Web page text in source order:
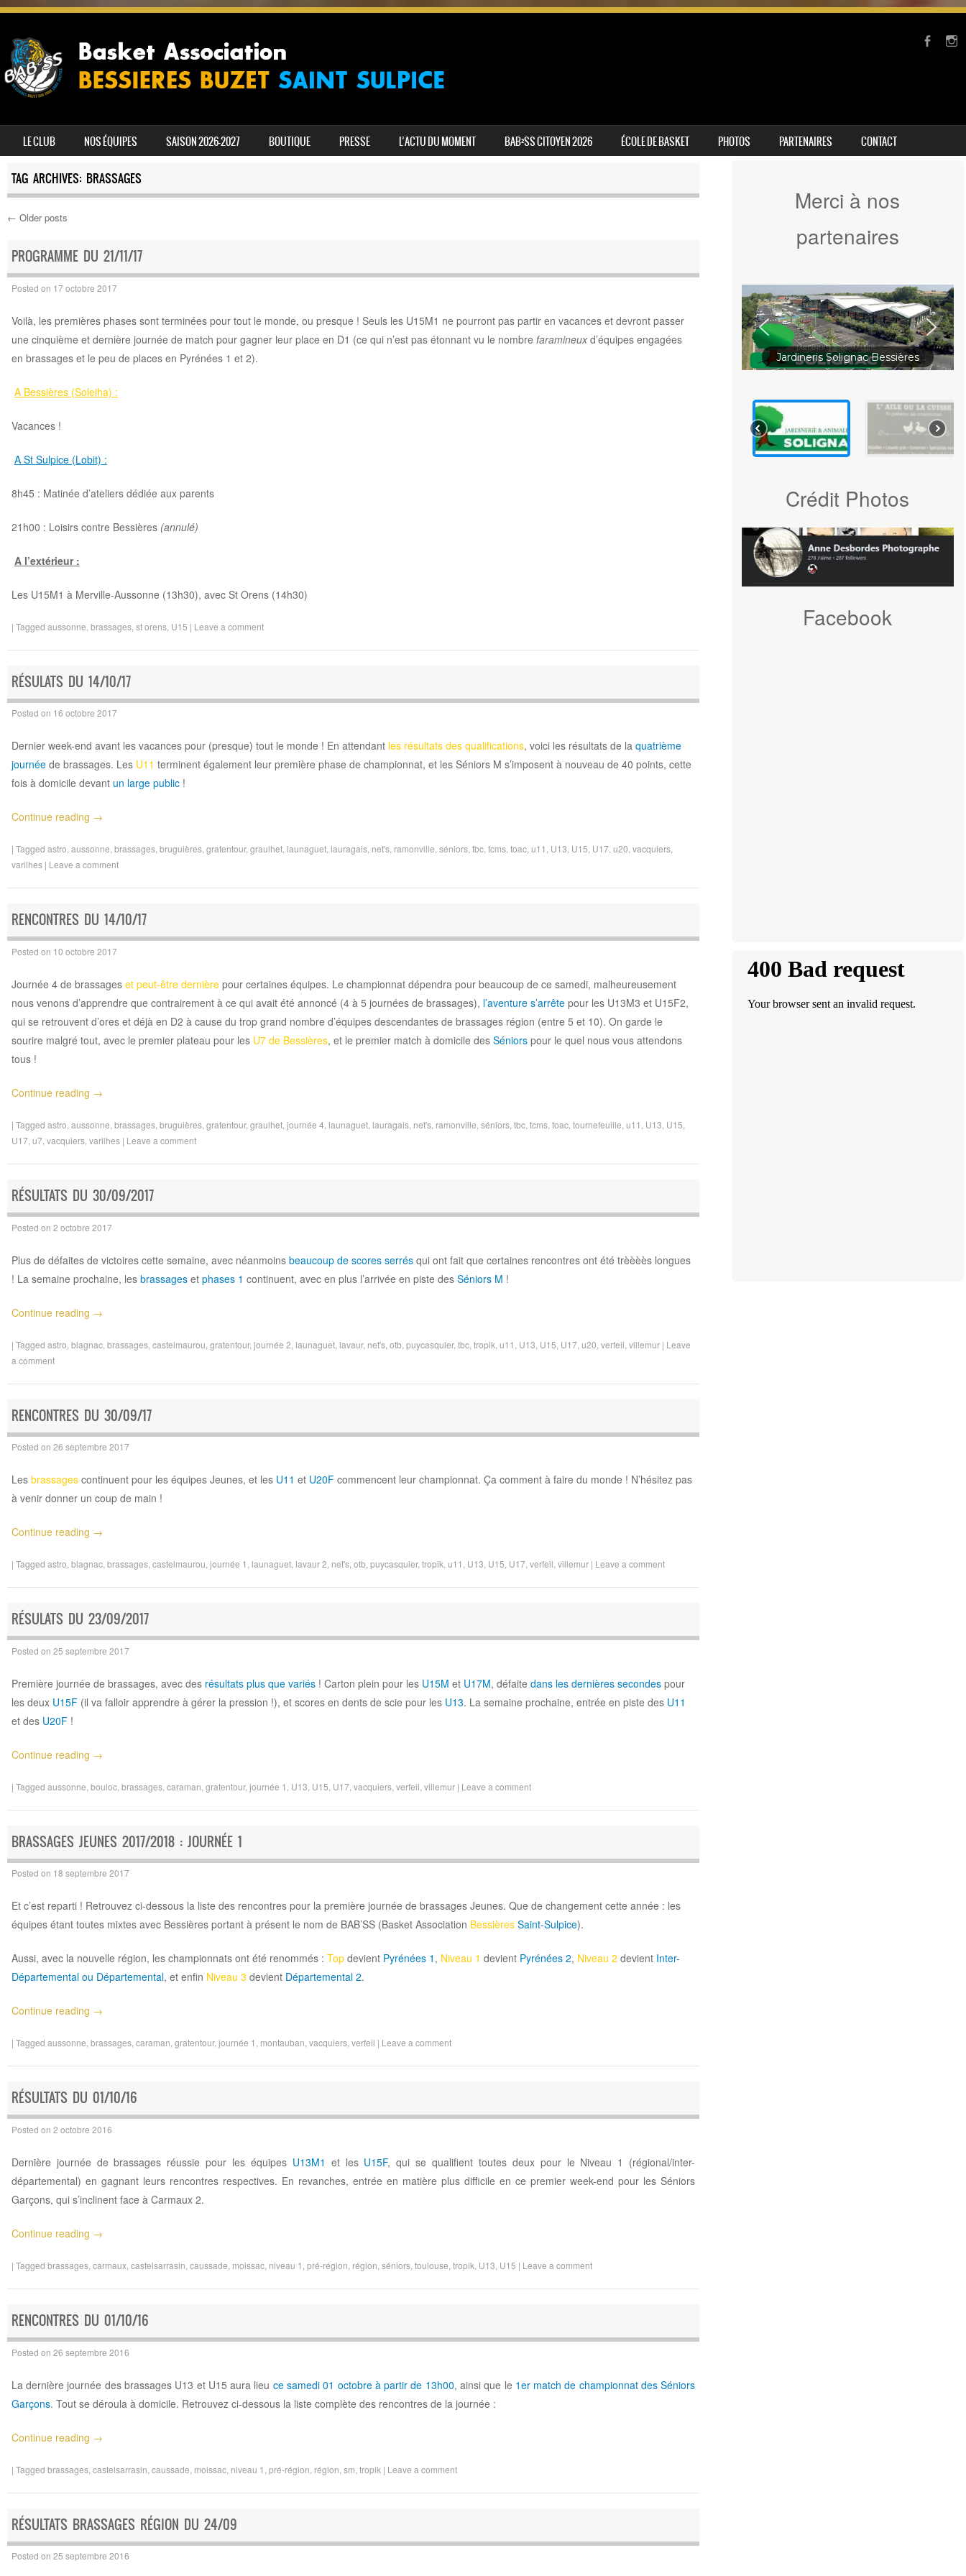
MENU
SKIP TO CONTENT
LE CLUB NOS ÉQUIPES SAISON 2026-2027 BOUTIQUE PRESSE L’ACTU DU MOMENT BAB²SS CITOYEN 2026 ÉCOLE DE BASKET PHOTOS PARTENAIRES CONTACT
TAG ARCHIVES: BRASSAGES
Post navigation
← Older posts
PROGRAMME DU 21/11/17
Posted on 17 octobre 2017
Voilà, les premières phases sont terminées pour tout le monde, ou presque ! Seuls les U15M1 ne pourront pas partir en vacances et devront passer
une cinquième et dernière journée de match pour gagner leur place en D1 (ce qui n’est pas étonnant vu le nombre faramineuxd’équipes engagées
en brassages et le peu de places en Pyrénées 1 et 2).
A Bessières (Soleiha) :
Vacances !
A St Sulpice (Lobit) :
8h45 : Matinée d’ateliers dédiée aux parents
21h00 : Loisirs contre Bessières(annulé)
A l’extérieur :
Les U15M1 à Merville-Aussonne (13h30), avec St Orens (14h30)
| Tagged aussonne brassages, st orens, U15 | Leave a comment
RÉSULATS DU 14/10/17
Posted on 16 octobre 2017
Dernier week-end avant les vacances pour (presque) tout le monde ! En attendant les résultats des qualifications, voici les résultats de la quatrième
journéede brassages. Les U11 terminent également leur première phase de championnat, et les Séniors M s’imposent à nouveau de 40 points, cette
fois à domicile devant un large public!
Continue reading →
| Tagged astro,aussonne,brassages,bruguières,gratentour,graulhet, launaguet, lauragais, net's, ramonville,séniors,tbc,tcms,toac,u11 , U13, U15, U17,u20,vacquiers,
varilhes | Leave a comment
RENCONTRES DU 14/10/17
Posted on 10 octobre 2017
Journée 4 de brassages et peut-être dernièrepour certaines équipes. Le championnat dépendra pour beaucoup de ce samedi, malheureusement
nous venons d’apprendre que contrairement à ce qui avait été annoncé (4 à 5 journées de brassages), l’aventure s’arrêtepour les U13M3 et U15F2,
qui se retrouvent d’ores et déjà en D2 à cause du trop grand nombre d’équipes descendantes de brassages région (entre 5 et 10). On garde le
sourire malgré tout, avec le premier plateau pour les U7 de Bessières, et le premier match à domicile des Séniorspour le quel nous vous attendons
tous !
Continue reading →
| Tagged astro aussonne brassages, bruguières, gratentour, graulhet, journée 4 launaguet, lauragais, net's, ramonville séniors, tbc, tcms, toac, tournefeuille u11 U13 U15
U17, u7, vacquiers, varilhes | Leave a comment
RÉSULTATS DU 30/09/2017
Posted on 2 octobre 2017
Plus de défaites de victoires cette semaine, avec néanmoins beaucoup de scores serrésqui ont fait que certaines rencontres ont été trèèèès longues
! La semaine prochaine, les brassageset phases 1 continuent, avec en plus l’arrivée en piste des Séniors M !
Continue reading →
| Tagged astro blagnac, brassages, castelmaurou gratentour, journée 2 launaguet, lavaur, net's, otb, puycasquier, tbc, tropik u11 U13 U15 U17, u20 verfeil villemur | Leave
a comment
RENCONTRES DU 30/09/17
Posted on 26 septembre 2017
Les brassagescontinuent pour les équipes Jeunes, et les U11 et U20Fcommencent leur championnat. Ça comment à faire du monde ! N’hésitez pas
à venir donner un coup de main !
Continue reading →
| Tagged astro blagnac, brassages, castelmaurou journée 1 launaguet, lavaur 2 net's, otb, puycasquier, tropik u11 U13 U15 U17, verfeil villemur | Leave a comment
RÉSULATS DU 23/09/2017
Posted on 25 septembre 2017
Première journée de brassages, avec des résultats plus que variés! Carton plein pour les U15M et U17M, défaite dans les dernières secondespour
les deux U15F(il va falloir apprendre à gérer la pression !), et scores en dents de scie pour les U13. La semaine prochaine, entrée en piste des U11
et des U20F!
Continue reading →
| Tagged aussonne bouloc, brassages, caraman gratentour, journée 1 U13 U15 U17, vacquiers, verfeil villemur | Leave a comment
BRASSAGES JEUNES 2017/2018 : JOURNÉE 1
Posted on 18 septembre 2017
Et c’est reparti ! Retrouvez ci-dessous la liste des rencontres pour la première journée de brassages Jeunes. Que de changement cette année : les
équipes étant toutes mixtes avec Bessières portant à présent le nom de BAB’SS (Basket Association Bessières Saint-Sulpice).
Aussi, avec la nouvelle région, les championnats ont été renommés : Topdevient Pyrénées 1 , Niveau 1 devient Pyrénées 2, Niveau 2 devient Inter-
Départemental ou Départemental, et enfin Niveau 3 devient Départemental 2.
Continue reading →
| Tagged aussonne,brassages,caraman,gratentour,journée 1 , montauban,vacquiers,verfeil | Leave a comment
RÉSULTATS DU 01/10/16
Posted on 2 octobre 2016
Dernière journée de brassages réussie pour les équipes U13M1 et les U15F, qui se qualifient toutes deux pour le Niveau 1 (régional/inter-
départemental) en gagnant leurs rencontres respectives. En revanches, entrée en matière plus difficile en ce premier week-end pour les Séniors
Garçons, qui s’inclinent face à Carmaux 2.
Continue reading →
| Tagged brassages, carmaux, castelsarrasin caussade moissac, niveau 1 pré-région région séniors, toulouse tropik U13 U15 | Leave a comment
RENCONTRES DU 01/10/16
Posted on 26 septembre 2016
La dernière journée des brassages U13 et U15 aura lieu ce samedi 01 octobre à partir de 13h00, ainsi que le 1er match de championnat des Séniors
Garçons. Tout se déroula à domicile. Retrouvez ci-dessous la liste complète des rencontres de la journée :
Continue reading →
| Tagged brassages, castelsarrasin caussade moissac, niveau 1 pré-région région sm tropik | Leave a comment
RÉSULTATS BRASSAGES RÉGION DU 24/09
Posted on 25 septembre 2016
Merci à nos
partenaires
Jardineris Solignac Bessières
Crédit Photos
Facebook